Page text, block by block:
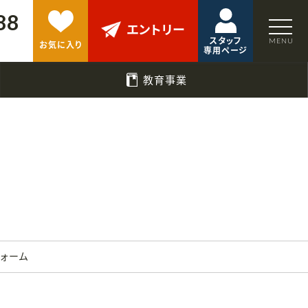
お気に入り
エントリー
スタッフ
専用ページ
教育事業
ーム